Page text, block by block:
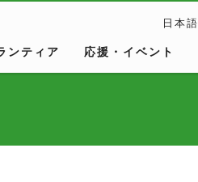
日本語
ンティア 応援・イベント